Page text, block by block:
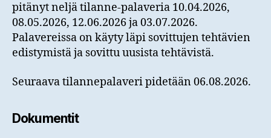
pitänyt neljä tilanne-palaveria 10.04.2026,
08.05.2026, 12.06.2026 ja 03.07.2026.
Palavereissa on käyty läpi sovittujen tehtävien
edistymistä ja sovittu uusista tehtävistä.
Seuraava tilannepalaveri pidetään 06.08.2026.
Dokumentit